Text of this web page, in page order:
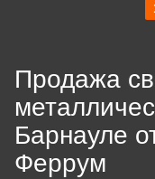
Продажа
Барнауле
Феррум